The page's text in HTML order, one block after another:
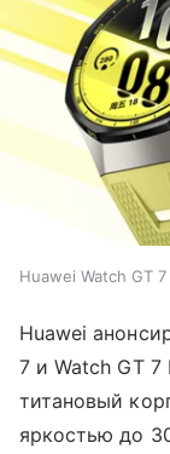
Huawei Watch GT 7
Huawei
7 и Watch GT
титановый
яркостью до